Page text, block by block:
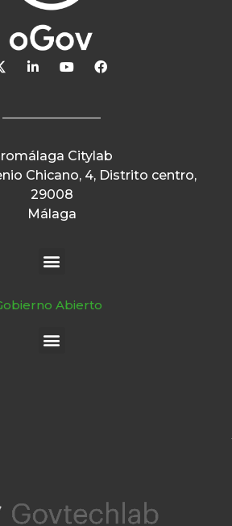
Citylab
Chicano, 4, Distrito centro,
29008
Málaga
Abierto